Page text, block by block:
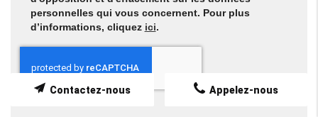
personnelles qui vous concernent. Pour plus
d’informations, cliquez ici.
Appelez-nous
Contactez-nous